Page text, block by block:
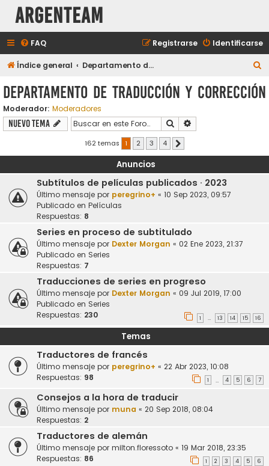
aRGENTeaM
FAQ Identificarse
Registrarse
Índice general Departamento de Traducción y Corrección
s
Departamento de Traducción y Corrección
Moderador: Moderadores
Nuevo Tema Buscar
162 temas 1 2 3 4
Anuncios
Subtítulos de películas publicados · 2023
Último mensaje por peregrino+ « 10 Sep 2023, 09:57
Publicado en Películas
Respuestas: 8
Series en proceso de subtitulado
Último mensaje por Dexter Morgan « 02 Ene 2023, 21:37
Publicado en Series
Respuestas: 7
Traducciones de series en progreso
Último mensaje por Dexter Morgan « 09 Jul 2019, 17:00
Publicado en Series
Respuestas: 230 1 … 13 14 15 16
Temas
Traductores de francés
Último mensaje por peregrino+ « 22 Abr 2023, 10:08
Respuestas: 98 1 … 4 5 6 7
Consejos a la hora de traducir
Último mensaje por muna « 20 Sep 2018, 08:04
Respuestas: 2
Traductores de alemán
Último mensaje por milton.floressoto « 19 Mar 2018, 23:35
Respuestas: 86 1 2 3 4 5 6